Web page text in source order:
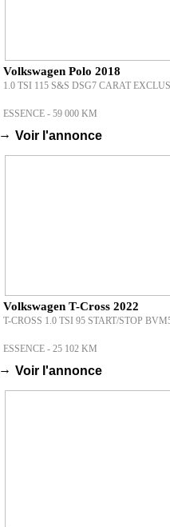
Volkswagen Polo 2018
1.0 TSI 115 S&S DSG7 CARAT
ESSENCE - 59 000 KM
→ Voir l'annonce
Volkswagen T-Cross 2022
T-CROSS 1.0 TSI 95 START/STOP
ESSENCE - 25 102 KM
→ Voir l'annonce